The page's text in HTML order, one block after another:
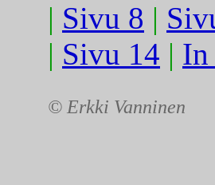
| Sivu 8 |
| Sivu 14 | In
© Erkki Vanninen